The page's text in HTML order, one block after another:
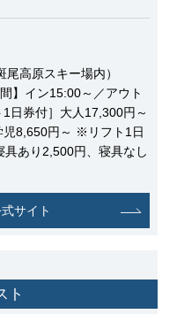
尾高原スキー場内）
】イン15:00～／アウト
日券付］大人17,300円～
児8,650円～ ※リフト1日
あり2,500円、寝具なし
サイト
ト